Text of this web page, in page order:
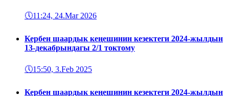
🕔11:24, 24.Mar 2026
Кербен шаардык кеңешинин кезектеги 2024-жылдын
13-декабрындагы 2/1 токтому
🕔15:50, 3.Feb 2025
Кербен шаардык кеңешинин кезектеги 2024-жылдын